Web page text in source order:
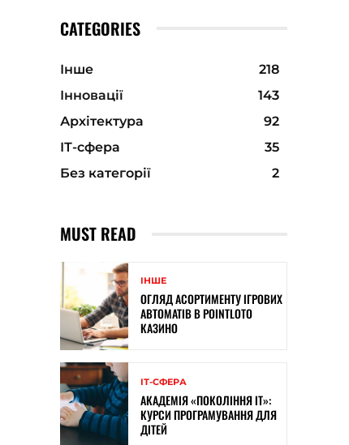
CATEGORIES
Інше
218
Інновації
143
Архітектура
92
ІТ-сфера
35
Без категорії
2
MUST READ
ІНШЕ
ОГЛЯД АСОРТИМЕНТУ ІГРОВИХ
АВТОМАТІВ В POINTLOTO
КАЗИНО
ІТ-СФЕРА
АКАДЕМІЯ «ПОКОЛІННЯ ІТ»:
КУРСИ ПРОГРАМУВАННЯ ДЛЯ
ДІТЕЙ